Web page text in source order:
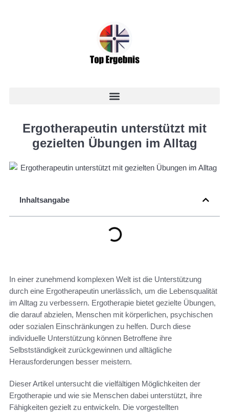
Ergotherapeutin unterstützt mit
gezielten Übungen im Alltag
Inhaltsangabe
In einer zunehmend komplexen Welt ist die Unterstützung
durch eine Ergotherapeutin unerlässlich, um die Lebensqualität
im Alltag zu verbessern. Ergotherapie bietet gezielte Übungen,
die darauf abzielen, Menschen mit körperlichen, psychischen
oder sozialen Einschränkungen zu helfen. Durch diese
individuelle Unterstützung können Betroffene ihre
Selbstständigkeit zurückgewinnen und alltägliche
Herausforderungen besser meistern.
Dieser Artikel untersucht die vielfältigen Möglichkeiten der
Ergotherapie und wie sie Menschen dabei unterstützt, ihre
Fähigkeiten gezielt zu entwickeln. Die vorgestellten